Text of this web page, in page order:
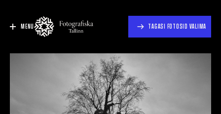
MENU TAGASI FOTOSID VALIMA